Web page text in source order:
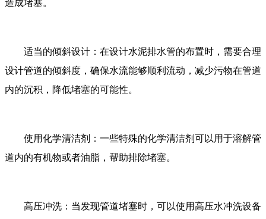
造成堵塞。
适当的倾斜设计：在设计水泥排水管的布置时，需要合理
设计管道的倾斜度，确保水流能够顺利流动，减少污物在管道
内的沉积，降低堵塞的可能性。
使用化学清洁剂：一些特殊的化学清洁剂可以用于溶解管
道内的有机物或者油脂，帮助排除堵塞。
高压冲洗：当发现管道堵塞时，可以使用高压水冲洗设备